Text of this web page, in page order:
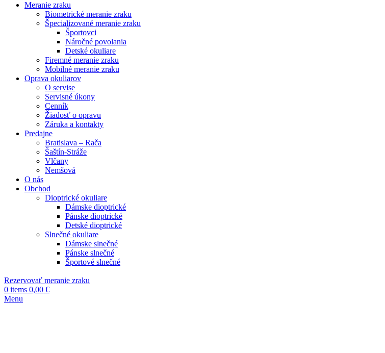
Meranie zraku
Biometrické meranie zraku
Špecializované meranie zraku
Športovci
Náročné povolania
Detské okuliare
Firemné meranie zraku
Mobilné meranie zraku
Oprava okuliarov
O servise
Servisné úkony
Cenník
Žiadosť o opravu
Záruka a kontakty
Predajne
Bratislava – Rača
Šaštín-Stráže
Vlčany
Nemšová
O nás
Obchod
Dioptrické okuliare
Dámske dioptrické
Pánske dioptrické
Detské dioptrické
Slnečné okuliare
Dámske slnečné
Pánske slnečné
Športové slnečné
Rezervovať meranie zraku
0 items 0,00 €
Menu